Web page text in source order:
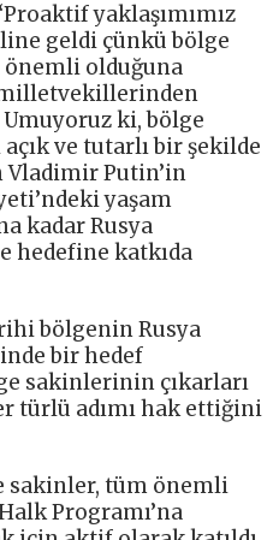
yaklaşımımız
geldi çünkü bölge
olduğuna
ki, bölge
ve tutarlı bir şekilde
Vladimir Putin’in
yaşam
kadar Rusya
hedefine katkıda
bölgenin Rusya
bir hedef
sakinlerinin çıkarları
türlü adımı hak ettiğini
sakinler, tüm önemli
Programı’na